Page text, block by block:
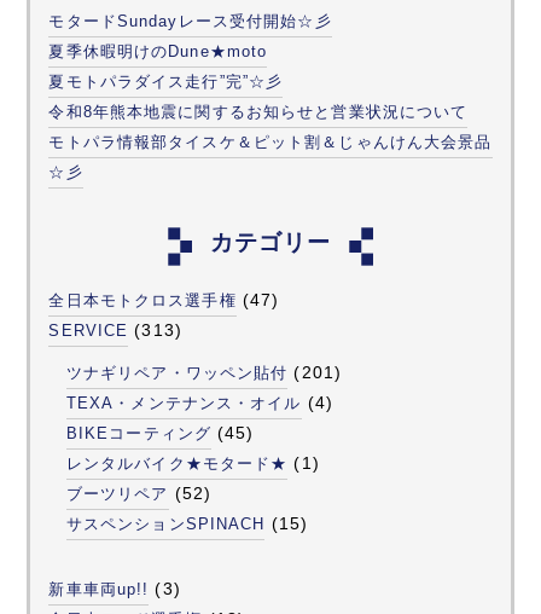
モタードSundayレース受付開始☆彡
夏季休暇明けのDune★moto
夏モトパラダイス走行”完”☆彡
令和8年熊本地震に関するお知らせと営業状況について
モトパラ情報部タイスケ＆ピット割＆じゃんけん大会景品
☆彡
カテゴリー
全日本モトクロス選手権 (47)
SERVICE (313)
ツナギリペア・ワッペン貼付 (201)
TEXA・メンテナンス・オイル (4)
BIKEコーティング (45)
レンタルバイク★モタード★ (1)
ブーツリペア (52)
サスペンションSPINACH (15)
新車車両up!! (3)